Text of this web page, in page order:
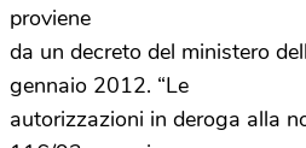
proviene
da un decreto del ministero
gennaio 2012. “Le
autorizzazioni in deroga alla